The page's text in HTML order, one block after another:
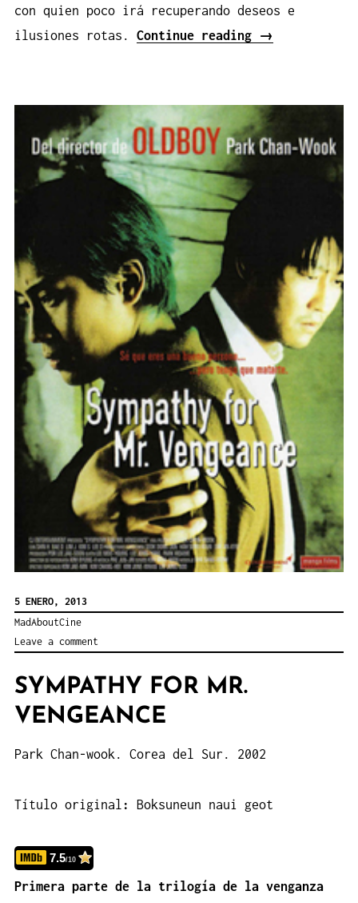
con quien poco irá recuperando deseos e
ilusiones rotas. Continue reading
«Breath
→
5 ENERO, 2013
MadAboutCine
Leave a comment
SYMPATHY FOR MR.
VENGEANCE
Park Chan-wook. Corea del Sur. 2002
Título original : Boksuneun naui geot
7.5/10
Primera parte de la trilogía de la venganza